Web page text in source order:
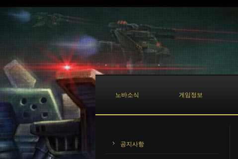
노바소식 게임정보
공지사항